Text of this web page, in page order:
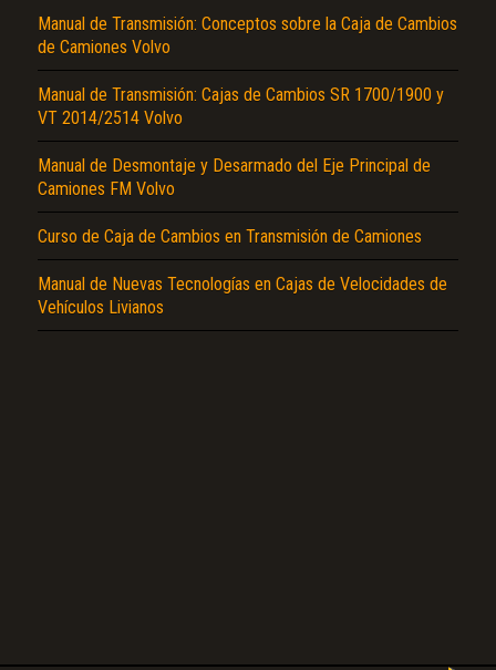
Manual de Transmisión: Conceptos sobre la Caja de Cambios
de Camiones Volvo
Manual de Transmisión: Cajas de Cambios SR 1700/1900 y
VT 2014/2514 Volvo
Manual de Desmontaje y Desarmado del Eje Principal de
Camiones FM Volvo
Curso de Caja de Cambios en Transmisión de Camiones
Manual de Nuevas Tecnologías en Cajas de Velocidades de
Vehículos Livianos
El Título es incorrecto según el contenido.
Texto o Imagen de portada son erróneos.
Reportar otro tipo de error...